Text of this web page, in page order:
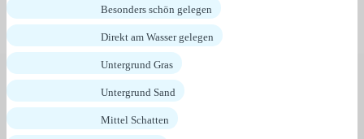
Besonders schön gelegen
Direkt am Wasser gelegen
Untergrund Gras
Untergrund Sand
Mittel Schatten